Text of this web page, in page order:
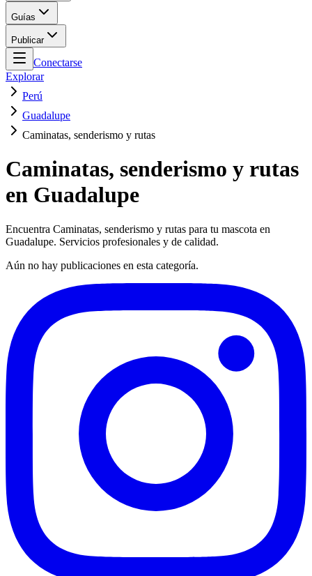
Guías
Publicar
Conectarse
Explorar
Perú
Guadalupe
Caminatas, senderismo y rutas
Caminatas, senderismo y rutas
en Guadalupe
Encuentra Caminatas, senderismo y rutas para tu mascota en
Guadalupe. Servicios profesionales y de calidad.
Aún no hay publicaciones en esta categoría.